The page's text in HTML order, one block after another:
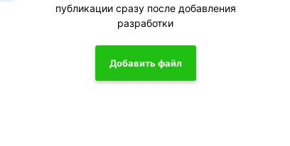
публикации сразу после добавления
разработки
Добавить файл